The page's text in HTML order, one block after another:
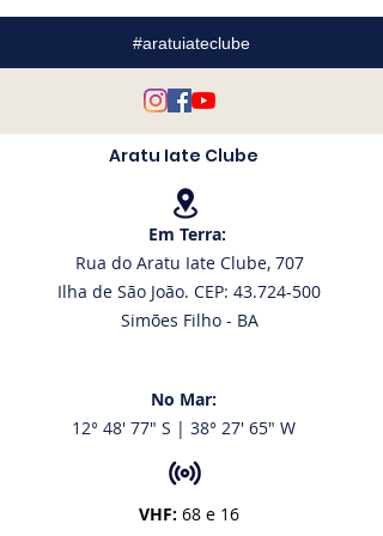
disputa mundial no
Canadá#aratuiateclube
Aratu Iate Clube
Em Terra:
Rua do Aratu Iate Clube, 707
Ilha de São João. CEP: 43.724-500
Simões Filho - BA
No Mar:
12° 48' 77" S | 38° 27' 65" W
VHF: 68 e 16